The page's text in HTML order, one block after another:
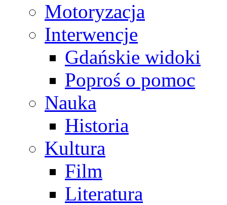
Motoryzacja
Interwencje
Gdańskie widoki
Poproś o pomoc
Nauka
Historia
Kultura
Film
Literatura